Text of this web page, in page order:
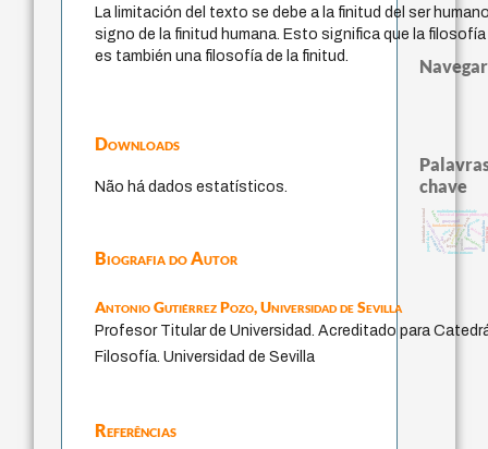
La limitación del texto se debe a la finitud del ser
signo de la finitud humana. Esto significa que la
es también una filosofía de la finitud.
Downloads
Não há dados estatísticos.
Biografia do Autor
Antonio Gutiérrez Pozo,Universidad de Sevilla
Profesor Titular de Universidad. Acreditado para
Filosofía. Universidad de Sevilla
Referências
Navegar
chave
fundamentalismo jacobi
protágoras
experiência temporal género
idade intolerância
classical german
identidade nacional filosofia brasileira
j.c.m. neto palavra
leyes
guayaquil
logos
direito romano
pedagogialei
multidimensionalidade
desejo
papel da lei
bataille
mind
animais